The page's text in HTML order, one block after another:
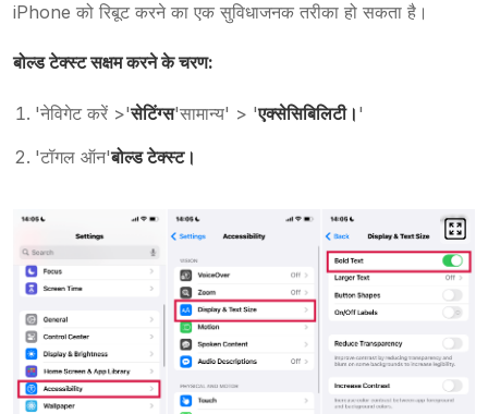
iPhone को रिबूट करने का एक सुविधाजनक तरीका हो सकता है।
बोल्ड टेक्स्ट सक्षम करने के चरण:
'नेविगेट करें >'सेटिंग्स'सामान्य' > 'एक्सेसिबिलिटी। '
'टॉगल ऑन'बोल्ड टेक्स्ट।